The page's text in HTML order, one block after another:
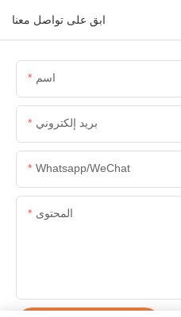
ابق على تواصل معنا
اسم
بريد إلكتروني
Whatsapp/WeChat
المحتوى